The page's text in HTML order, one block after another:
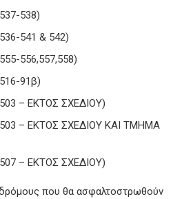
538)
541 & 542)
556,557,558)
91β)
– ΕΚΤΟΣ ΣΧΕΔΙΟΥ)
– ΕΚΤΟΣ ΣΧΕΔΙΟΥ ΚΑΙ ΤΜΗΜΑ
– ΕΚΤΟΣ ΣΧΕΔΙΟΥ)
δρόμους που θα ασφαλτοστρωθούν